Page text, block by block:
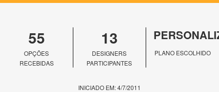
55
OPÇÕES
RECEBIDAS
13
DESIGNERS
PARTICIPANTES
PLANO ESCOLHIDO
INICIADO EM: 4/7/2011